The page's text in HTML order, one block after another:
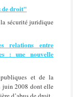
de droit"
sécurité juridique
relations entre
: une nouvelle
et de la
juin 2008 dont elle